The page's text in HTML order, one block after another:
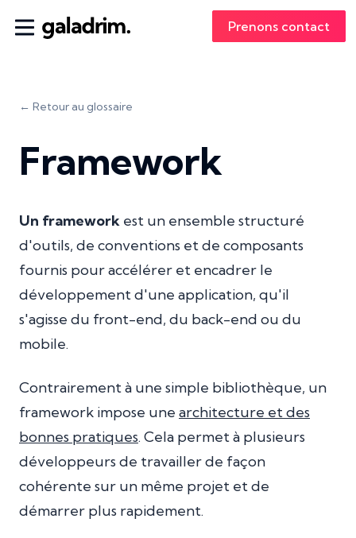
Prenons contact
← Retour au glossaire
Framework
Un framework est un ensemble structuré
d'outils, de conventions et de composants
fournis pour accélérer et encadrer le
développement d'une application, qu'il
s'agisse du front-end, du back-end ou du
mobile.
Contrairement à une simple bibliothèque, un
framework impose une architecture et des
bonnes pratiques. Cela permet à plusieurs
développeurs de travailler de façon
cohérente sur un même projet et de
démarrer plus rapidement.